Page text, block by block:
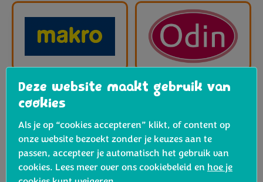
Deze website maakt gebruik van
cookies
Als je op “cookies accepteren” klikt, of content op
onze website bezoekt zonder je keuzes aan te
passen, accepteer je automatisch het gebruik van
cookies. Lees meer over ons cookiebeleid en hoe je